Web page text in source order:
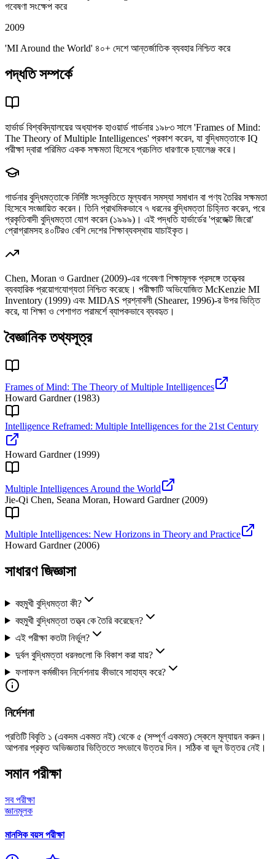
গবেষণা সংক্ষেপ করে
2009
'MI Around the World' ৪০+ দেশে আন্তর্জাতিক ব্যবহার নিশ্চিত করে
পদ্ধতি সম্পর্কে
হার্ভার্ড বিশ্ববিদ্যালয়ের অধ্যাপক হাওয়ার্ড গার্ডনার ১৯৮৩ সালে 'Frames of Mind:
The Theory of Multiple Intelligences' প্রকাশ করেন, যা বুদ্ধিমত্তাকে IQ
পরীক্ষা দ্বারা পরিমিত একক সক্ষমতা হিসেবে প্রচলিত ধারণাকে চ্যালেঞ্জ করে।
গার্ডনার বুদ্ধিমত্তাকে নির্দিষ্ট সংস্কৃতিতে মূল্যবান সমস্যা সমাধান বা পণ্য তৈরির সক্ষমতা
হিসেবে সংজ্ঞায়িত করেন। তিনি প্রাথমিকভাবে ৭ ধরনের বুদ্ধিমত্তা চিহ্নিত করেন, পরে
প্রকৃতিবাদী বুদ্ধিমত্তা যোগ করেন (১৯৯৯)। এই পদ্ধতি হার্ভার্ডের 'প্রজেক্ট জিরো'
প্রোগ্রামসহ ৪০টিরও বেশি দেশের শিক্ষাব্যবস্থায় যাচাইকৃত।
Chen, Moran ও Gardner (2009)-এর গবেষণা শিক্ষামূলক প্রসঙ্গে তত্ত্বের
ব্যবহারিক প্রয়োগযোগ্যতা নিশ্চিত করেছে। পরীক্ষাটি অভিযোজিত McKenzie MI
Inventory (1999) এবং MIDAS প্রশ্নাবলী (Shearer, 1996)-র উপর ভিত্তি
করে, যা শিক্ষা ও পেশাগত পরামর্শে ব্যাপকভাবে ব্যবহৃত।
বৈজ্ঞানিক তথ্যসূত্র
Frames of Mind: The Theory of Multiple Intelligences
Howard Gardner(1983)
Intelligence Reframed: Multiple Intelligences for the 21st Century
Howard Gardner(1999)
Multiple Intelligences Around the World
Jie-Qi Chen, Seana Moran, Howard Gardner(2009)
Multiple Intelligences: New Horizons in Theory and Practice
Howard Gardner(2006)
সাধারণ জিজ্ঞাসা
বহুমুখী বুদ্ধিমত্তা কী?
বহুমুখী বুদ্ধিমত্তা তত্ত্ব কে তৈরি করেছেন?
এই পরীক্ষা কতটা নির্ভুল?
দুর্বল বুদ্ধিমত্তা ধরনগুলো কি বিকাশ করা যায়?
ফলাফল কর্মজীবন নির্দেশনায় কীভাবে সাহায্য করে?
নির্দেশনা
প্রতিটি বিবৃতি ১ (একদম একমত নই) থেকে ৫ (সম্পূর্ণ একমত) স্কেলে মূল্যায়ন করুন।
আপনার প্রকৃত অভিজ্ঞতার ভিত্তিতে সৎভাবে উত্তর দিন। সঠিক বা ভুল উত্তর নেই।
সমান পরীক্ষা
সব পরীক্ষা
জ্ঞানমূলক
মানসিক বয়স পরীক্ষা